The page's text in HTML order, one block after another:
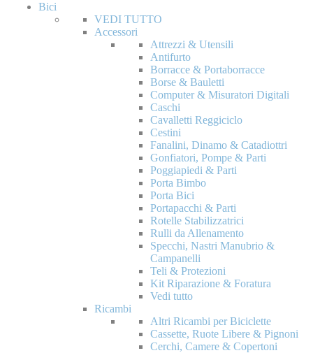
Bici
VEDI TUTTO
Accessori
Attrezzi & Utensili
Antifurto
Borracce & Portaborracce
Borse & Bauletti
Computer & Misuratori Digitali
Caschi
Cavalletti Reggiciclo
Cestini
Fanalini, Dinamo & Catadiottri
Gonfiatori, Pompe & Parti
Poggiapiedi & Parti
Porta Bimbo
Porta Bici
Portapacchi & Parti
Rotelle Stabilizzatrici
Rulli da Allenamento
Specchi, Nastri Manubrio &
Campanelli
Teli & Protezioni
Kit Riparazione & Foratura
Vedi tutto
Ricambi
Altri Ricambi per Biciclette
Cassette, Ruote Libere & Pignoni
Cerchi, Camere & Copertoni